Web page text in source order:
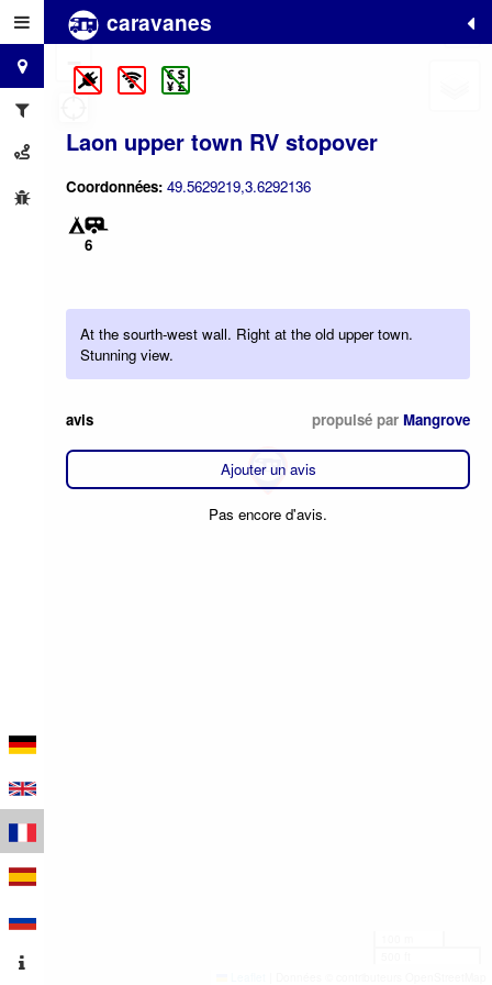
caravanes
Laon upper town RV stopover
Coordonnées: 49.5629219,3.6292136
6
At the sourth-west wall. Right at the old upper town.
Stunning view.
avis propulsé par Mangrove
Ajouter un avis
Pas encore d'avis.
+
−